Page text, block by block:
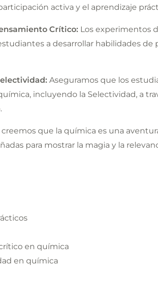
activa y el aprendizaje
Crítico:Los experimentos
a desarrollar habilidades
Aseguramos que los
incluyendo la Selectividad, a
que la química es una
para mostrar la magia y la
en química
en química